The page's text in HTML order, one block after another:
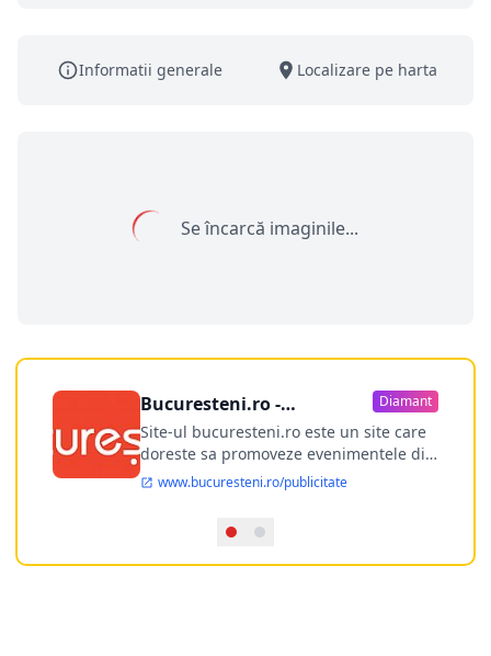
Informatii generale Localizare pe harta
Se încarcă imaginile...
Bucuresteni.ro -
publicitate online
Diamant
Site-ul bucuresteni.ro este un site care
doreste sa promoveze evenimentele din
Bucuresti si nu numai, sa puna la
Bucuresti-ului, si in acelasi timp sa
ofere posibilitatea firmel...
www.bucuresteni.ro/publicitate